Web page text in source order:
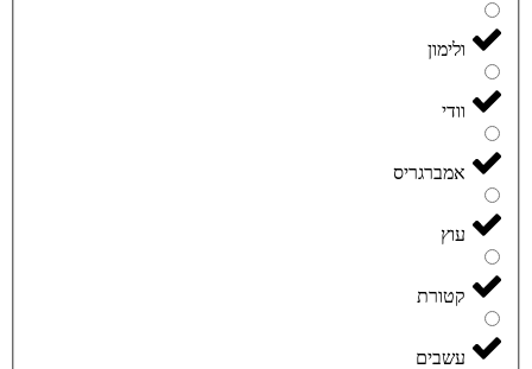
ולימון
וודי
אמברגריס
עוץ
קטורת
עשבים